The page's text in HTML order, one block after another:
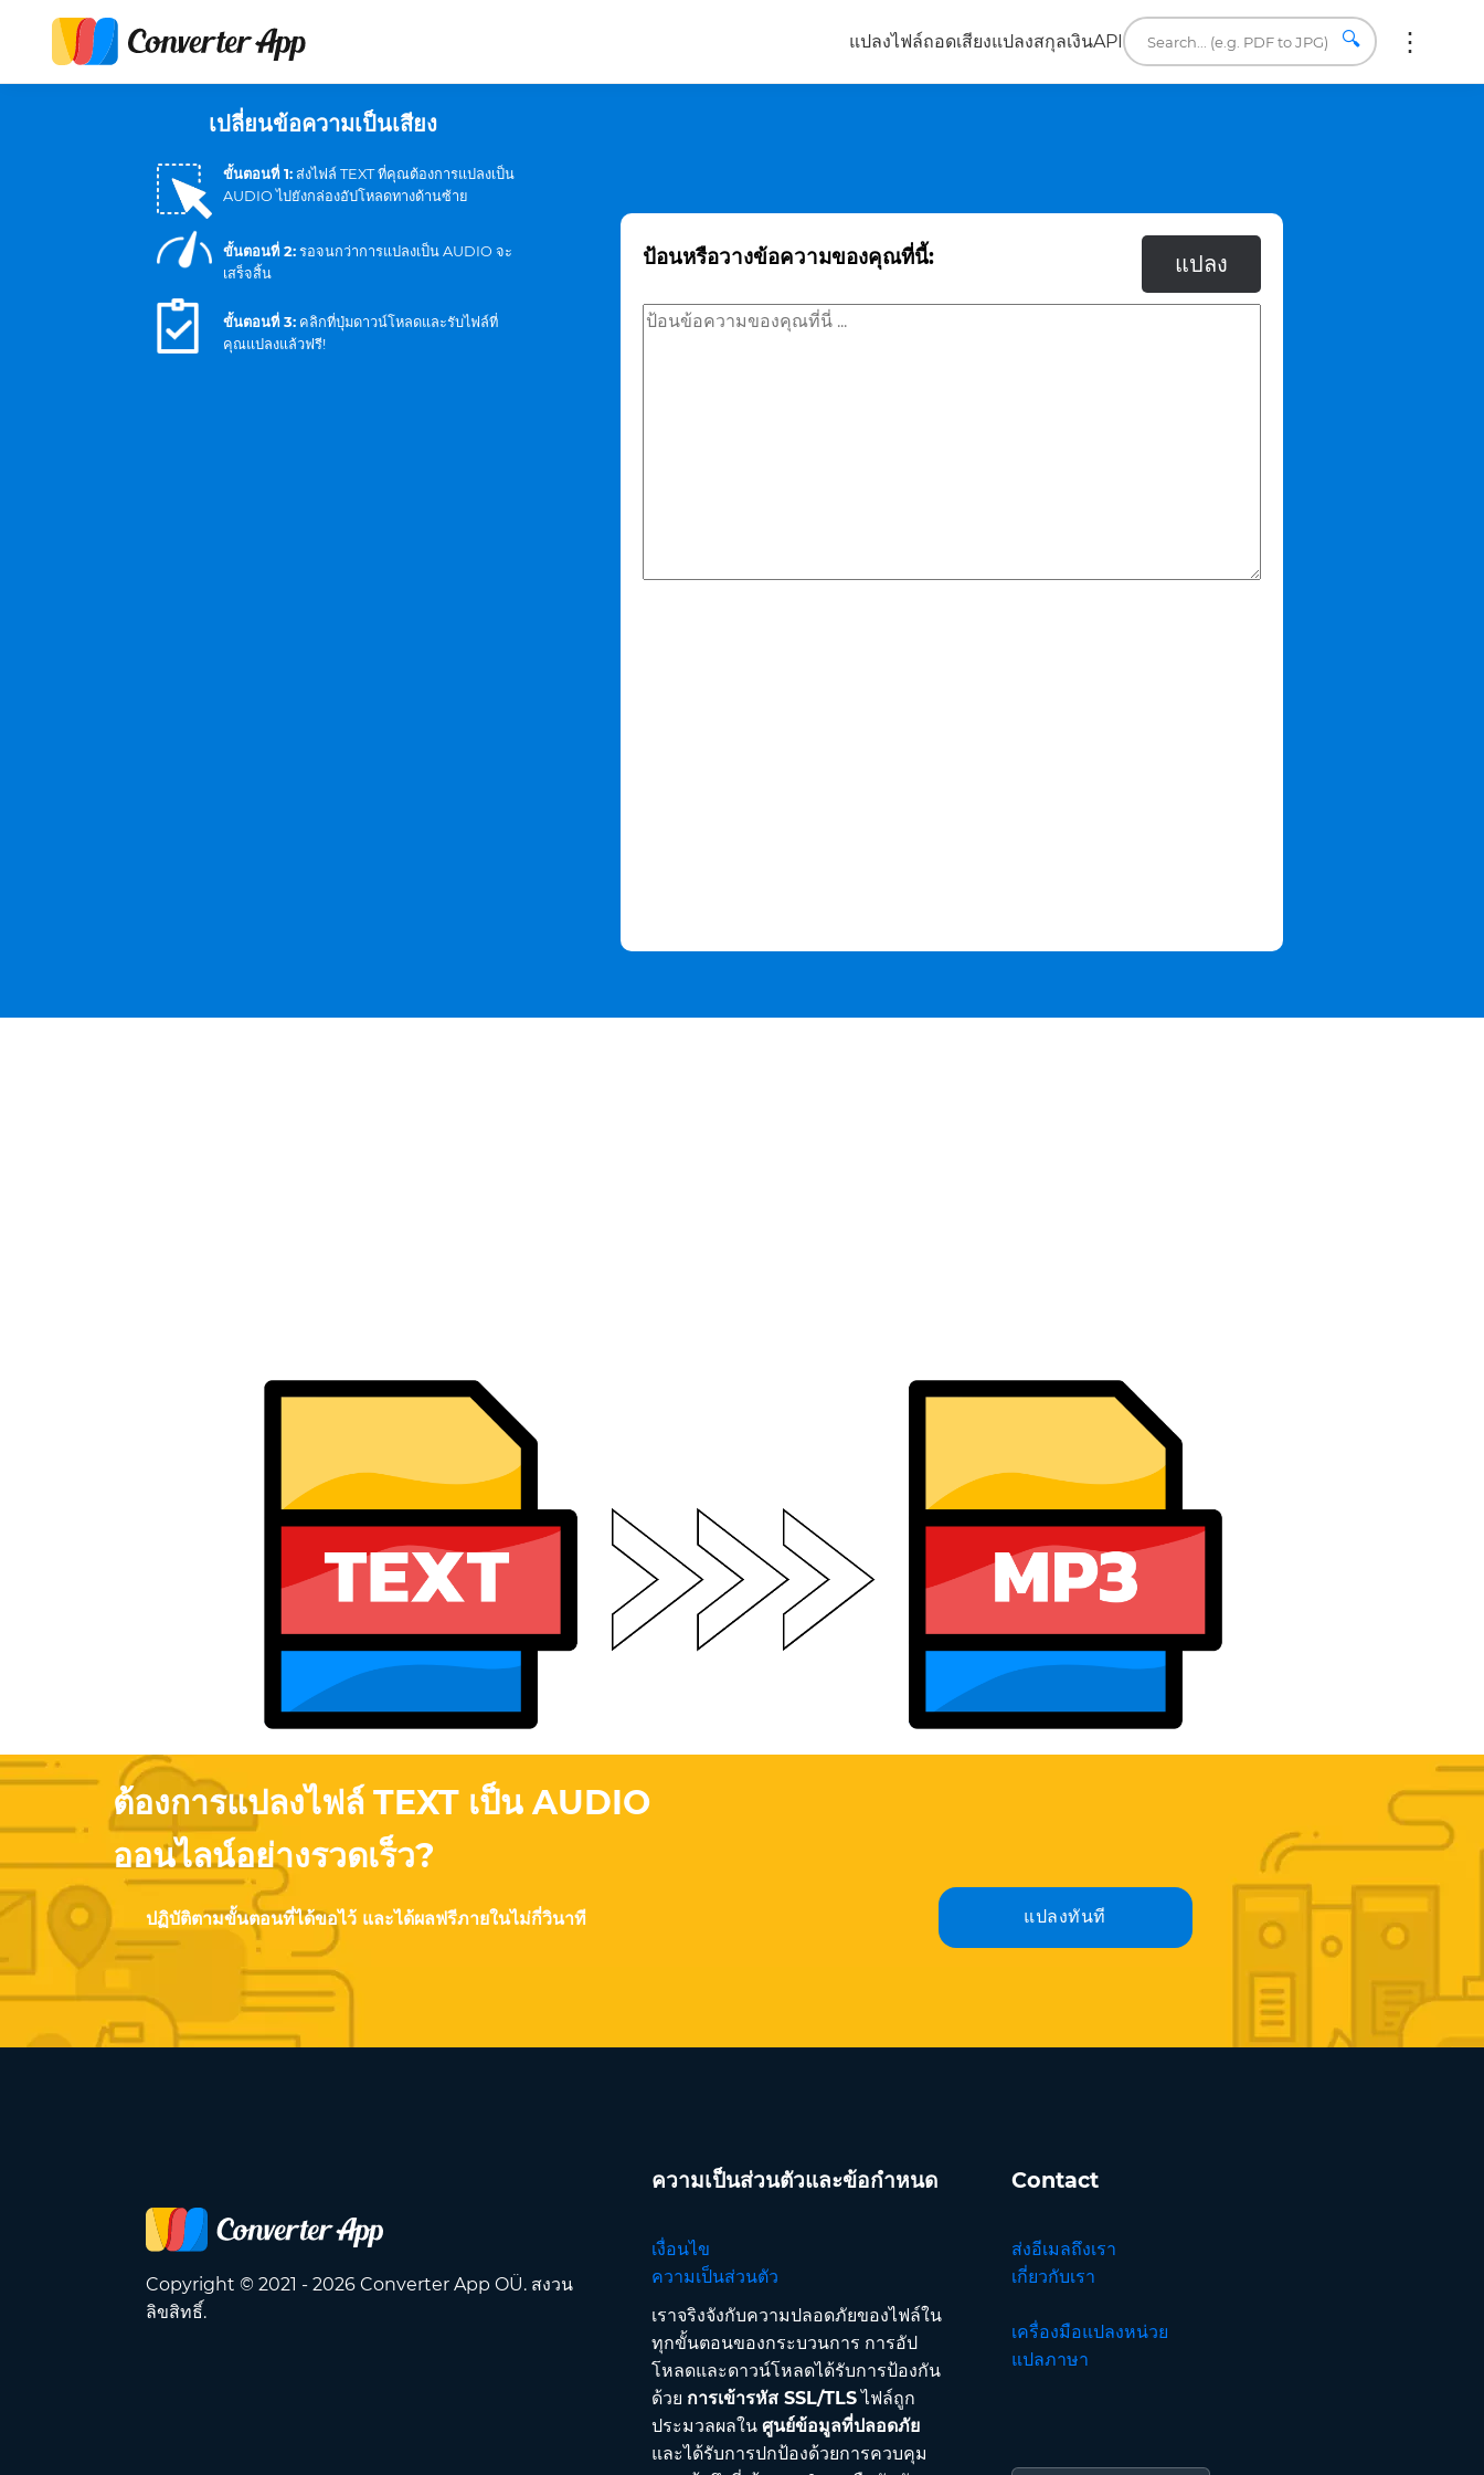
แปลงไฟล์ถอดเสียงแปลงสกุลเงินAPI 🔍
เปลี่ยนข้อความเป็นเสียง
ขั้นตอนที่ 1: ส่งไฟล์ TEXT ที่คุณต้องการแปลงเป็น
AUDIO ไปยังกล่องอัปโหลดทางด้านซ้าย
ขั้นตอนที่ 2: รอจนกว่าการแปลงเป็น AUDIO จะ
เสร็จสิ้น
ขั้นตอนที่ 3: คลิกที่ปุ่มดาวน์โหลดและรับไฟล์ที่
คุณแปลงแล้วฟรี!
ป้อนหรือวางข้อความของคุณที่นี้: แปลง
ต้องการแปลงไฟล์ TEXT เป็น AUDIO
ออนไลน์อย่างรวดเร็ว?
ปฏิบัติตามขั้นตอนที่ได้ขอไว้ และได้ผลฟรีภายในไม่กี่วินาที แปลงทันที
Copyright © 2021 - 2026 Converter App OÜ. สงวน
ลิขสิทธิ์.
ความเป็นส่วนตัวและข้อกำหนด
เงื่อนไข
ความเป็นส่วนตัว
เราจริงจังกับความปลอดภัยของไฟล์ใน
ทุกขั้นตอนของกระบวนการ การอัป
โหลดและดาวน์โหลดได้รับการป้องกัน
ด้วย การเข้ารหัส SSL/TLSไฟล์ถูก
ประมวลผลใน ศูนย์ข้อมูลที่ปลอดภัย
และได้รับการปกป้องด้วยการควบคุม
Contact
ส่งอีเมลถึงเรา
เกี่ยวกับเรา
เครื่องมือแปลงหน่วย
แปลภาษา